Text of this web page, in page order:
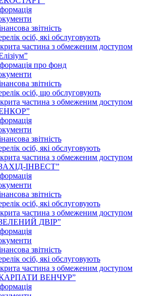
звітність
осіб, які обслуговують
частина з обмеженим доступом
про фонд
звітність
осіб, що обслуговують
частина з обмеженим доступом
звітність
осіб, які обслуговують
частина з обмеженим доступом
ІНВЕСТ”
звітність
осіб, які обслуговують
частина з обмеженим доступом
ДВІР”
звітність
осіб, які обслуговують
частина з обмеженим доступом
ВЕНЧУР”